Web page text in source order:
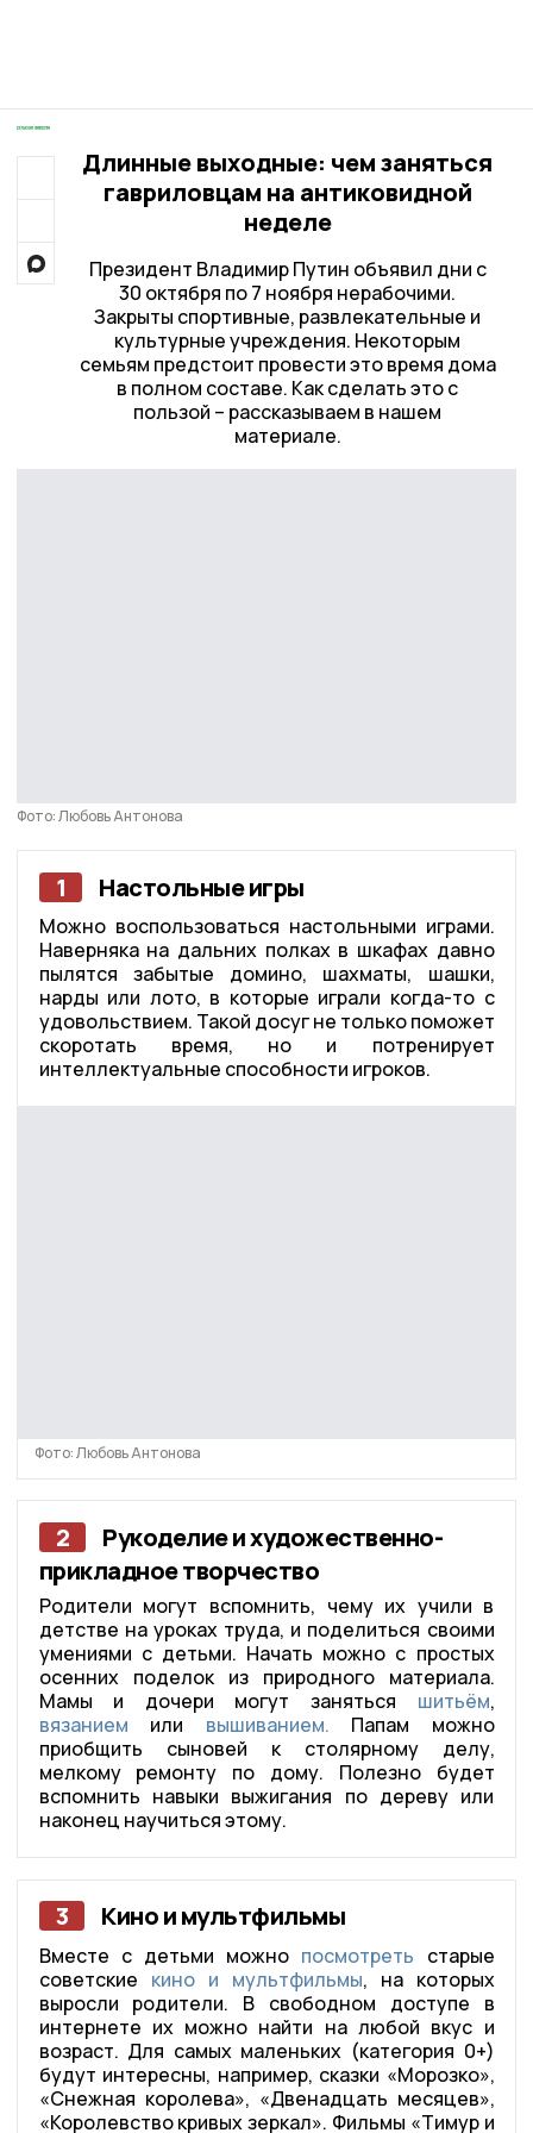
Длинные выходные: чем заняться
гавриловцам на антиковидной
неделе
Президент Владимир Путин объявил дни с
30 октября по 7 ноября нерабочими.
Закрыты спортивные, развлекательные и
культурные учреждения. Некоторым
семьям предстоит провести это время дома
в полном составе. Как сделать это с
пользой – рассказываем в нашем
материале.
Фото: Любовь Антонова
1 Настольные игры
Можно воспользоваться настольными играми.
Наверняка на дальних полках в шкафах давно
пылятся забытые домино, шахматы, шашки,
нарды или лото, в которые играли когда-то с
удовольствием. Такой досуг не только поможет
скоротать время, но и потренирует
интеллектуальные способности игроков.
Фото: Любовь Антонова
2
Рукоделие и художественно-
прикладное творчество
Родители могут вспомнить, чему их учили в
детстве на уроках труда, и поделиться своими
умениями с детьми. Начать можно с простых
осенних поделок из природного материала.
Мамы и дочери могут заняться шитьём,
вязанием или вышиванием. Папам можно
приобщить сыновей к столярному делу,
мелкому ремонту по дому. Полезно будет
вспомнить навыки выжигания по дереву или
наконец научиться этому.
3 Кино и мультфильмы
Вместе с детьми можно посмотреть старые
советские кино и мультфильмы, на которых
выросли родители. В свободном доступе в
интернете их можно найти на любой вкус и
возраст. Для самых маленьких (категория 0+)
будут интересны, например, сказки «Морозко»,
«Снежная королева», «Двенадцать месяцев»,
«Королевство кривых зеркал». Фильмы «Тимур и